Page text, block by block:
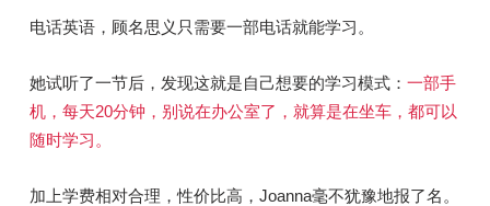
电话英语，顾名思义只需要一部电话就能学习。
她试听了一节后，发现这就是自己想要的学习模式： 一部手
机， 每天20分钟，别说在办公室了，就算是在坐车，都可以
随时学习。
加上学费相对合理，性价比高，Joanna毫不犹豫地报了名。